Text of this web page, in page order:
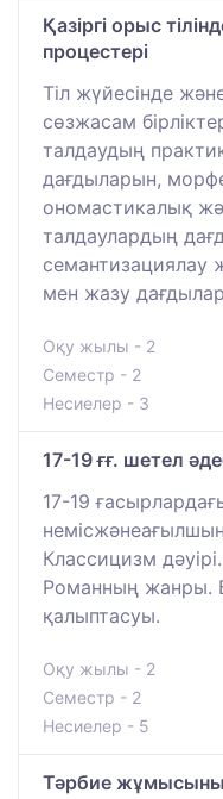
Қазіргі орыс
процестері
Тіл жүйесінде
сөзжасам
талдаудың
дағдыларын,
ономастикалық
талдаулардың
семантизациялау
мен жазу
Оқу жылы - 2
Семестр - 2
Несиелер - 3
17-19 ғғ. шетел
17-19
Классицизм
Романның жанры.
қалыптасуы.
Оқу жылы - 2
Семестр - 2
Несиелер - 5
Тәрбие